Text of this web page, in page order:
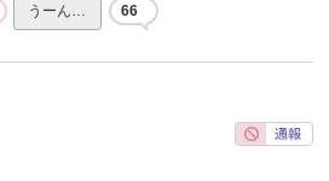
うーん… 66